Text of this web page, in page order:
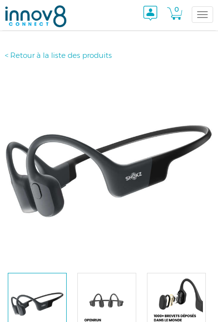
0
< Retour à la liste des produits